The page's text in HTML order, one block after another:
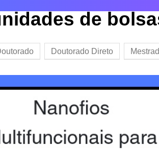
de
Doutorado Direto